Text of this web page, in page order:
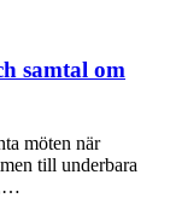
samtal om
möten när
till underbara